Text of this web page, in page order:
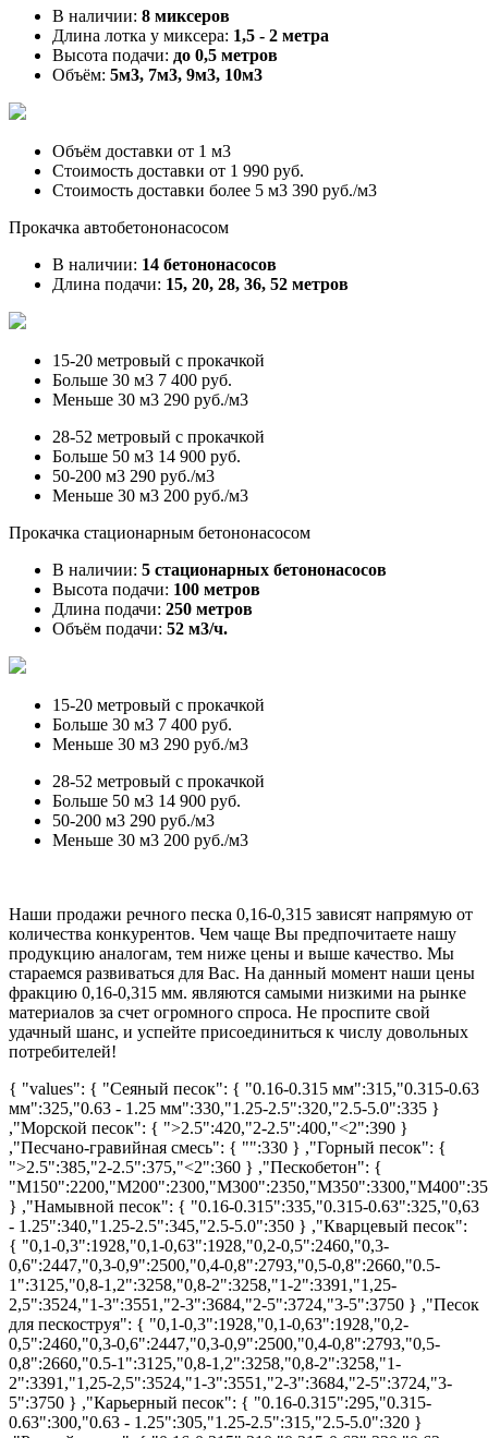
В наличии: 8 миксеров
Длина лотка у миксера: 1,5 - 2 метра
Высота подачи: до 0,5 метров
Объём: 5м3, 7м3, 9м3, 10м3
Объём доставки от 1 м3
Стоимость доставки от 1 990 руб.
Стоимость доставки более 5 м3 390 руб./м3
Прокачка автобетононасосом
В наличии: 14 бетононасосов
Длина подачи: 15, 20, 28, 36, 52 метров
15-20 метровый с прокачкой
Больше 30 м3 7 400 руб.
Меньше 30 м3 290 руб./м3
28-52 метровый с прокачкой
Больше 50 м3 14 900 руб.
50-200 м3 290 руб./м3
Меньше 30 м3 200 руб./м3
Прокачка стационарным бетононасосом
В наличии: 5 стационарных бетононасосов
Высота подачи: 100 метров
Длина подачи: 250 метров
Объём подачи: 52 м3/ч.
15-20 метровый с прокачкой
Больше 30 м3 7 400 руб.
Меньше 30 м3 290 руб./м3
28-52 метровый с прокачкой
Больше 50 м3 14 900 руб.
50-200 м3 290 руб./м3
Меньше 30 м3 200 руб./м3
Наши продажи речного песка 0,16-0,315 зависят напрямую от
количества конкурентов. Чем чаще Вы предпочитаете нашу
продукцию аналогам, тем ниже цены и выше качество. Мы
стараемся развиваться для Вас. На данный момент наши цены
фракцию 0,16-0,315 мм. являются самыми низкими на рынке
материалов за счет огромного спроса. Не проспите свой
удачный шанс, и успейте присоединиться к числу довольных
потребителей!
{ "values": { "Сеяный песок": { "0.16-0.315 мм":315,"0.315-0.63
мм":325,"0.63 - 1.25 мм":330,"1.25-2.5":320,"2.5-5.0":335 }
,"Морской песок": { ">2.5":420,"2-2.5":400,"<2":390 }
,"Песчано-гравийная смесь": { "":330 } ,"Горный песок": {
">2.5":385,"2-2.5":375,"<2":360 } ,"Пескобетон": {
} ,"Намывной песок": { "0.16-0.315":335,"0.315-0.63":325,"0,63
- 1.25":340,"1.25-2.5":345,"2.5-5.0":350 } ,"Кварцевый песок":
{ "0,1-0,3":1928,"0,1-0,63":1928,"0,2-0,5":2460,"0,3-
0,6":2447,"0,3-0,9":2500,"0,4-0,8":2793,"0,5-0,8":2660,"0.5-
1":3125,"0,8-1,2":3258,"0,8-2":3258,"1-2":3391,"1,25-
2,5":3524,"1-3":3551,"2-3":3684,"2-5":3724,"3-5":3750 } ,"Песок
для пескоструя": { "0,1-0,3":1928,"0,1-0,63":1928,"0,2-
0,5":2460,"0,3-0,6":2447,"0,3-0,9":2500,"0,4-0,8":2793,"0,5-
0,8":2660,"0.5-1":3125,"0,8-1,2":3258,"0,8-2":3258,"1-
2":3391,"1,25-2,5":3524,"1-3":3551,"2-3":3684,"2-5":3724,"3-
5":3750 } ,"Карьерный песок": { "0.16-0.315":295,"0.315-
0.63":300,"0.63 - 1.25":305,"1.25-2.5":315,"2.5-5.0":320 }